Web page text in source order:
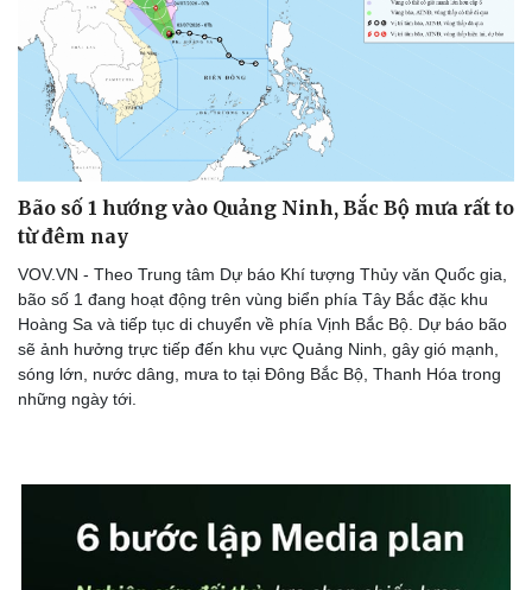
Doanh nghiệp
Thông tin doanh nghiệp
Doanh nghiệp 24h
Doanh nhân
Vì cộng đồng
Công nghệ
Sành điệu
Trải nghiệm
Chuyển đổi số
Bão số 1 hướng vào Quảng Ninh, Bắc Bộ mưa rất to
từ đêm nay
VOV.VN - Theo Trung tâm Dự báo Khí tượng Thủy văn Quốc gia,
bão số 1 đang hoạt động trên vùng biển phía Tây Bắc đặc khu
Hoàng Sa và tiếp tục di chuyển về phía Vịnh Bắc Bộ. Dự báo bão
sẽ ảnh hưởng trực tiếp đến khu vực Quảng Ninh, gây gió mạnh,
sóng lớn, nước dâng, mưa to tại Đông Bắc Bộ, Thanh Hóa trong
những ngày tới.